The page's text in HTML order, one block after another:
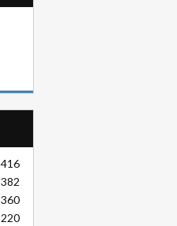
416
382
360
220